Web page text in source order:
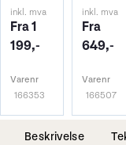
inkl. mva
Fra 1
199,-
Varenr
166353
inkl. mva
Fra
649,-
Varenr
166507
Beskrivelse